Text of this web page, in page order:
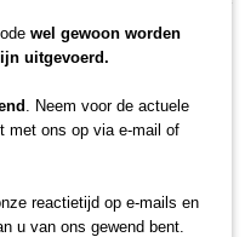
wel gewoon worden
uitgevoerd.
. Neem voor de actuele
met ons op via e-mail of
reactietijd op e-mails en
u van ons gewend bent.